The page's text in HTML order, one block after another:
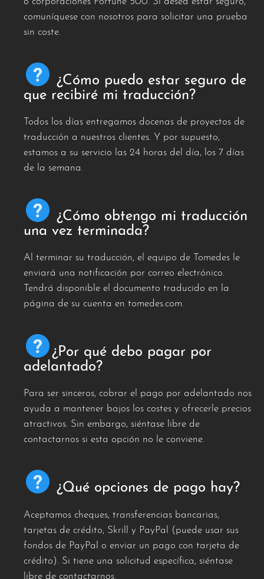
comuníquese con nosotros para solicitar una prueba
sin coste.
¿Cómo puedo estar seguro de
que recibiré mi traducción?
Todos los días entregamos docenas de proyectos de
traducción a nuestros clientes. Y por supuesto,
estamos a su servicio las 24 horas del día, los 7 días
de la semana.
¿Cómo obtengo mi traducción
una vez terminada?
Al terminar su traducción, el equipo de Tomedes le
enviará una notificación por correo electrónico.
Tendrá disponible el documento traducido en la
página de su cuenta en tomedes.com.
¿Por qué debo pagar por
adelantado?
Para ser sinceros, cobrar el pago por adelantado nos
ayuda a mantener bajos los costes y ofrecerle precios
atractivos. Sin embargo, siéntase libre de
contactarnos si esta opción no le conviene.
¿Qué opciones de pago hay?
Aceptamos cheques, transferencias bancarias,
tarjetas de crédito, Skrill y PayPal (puede usar sus
fondos de PayPal o enviar un pago con tarjeta de
crédito). Si tiene una solicitud específica, siéntase
libre de contactarnos.